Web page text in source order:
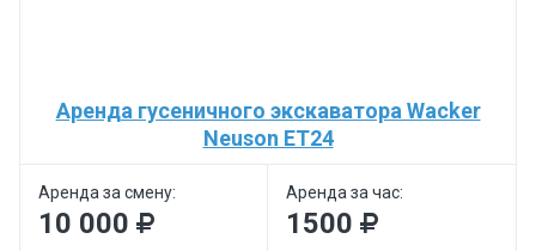
Аренда гусеничного экскаватора Wacker
Neuson ET24
Аренда за смену:
10 000
Аренда за час:
1500